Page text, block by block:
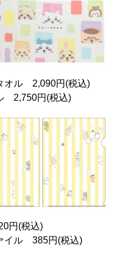
オル 2,090円(税込)
2,750円(税込)
円(税込)
イル 385円(税込)